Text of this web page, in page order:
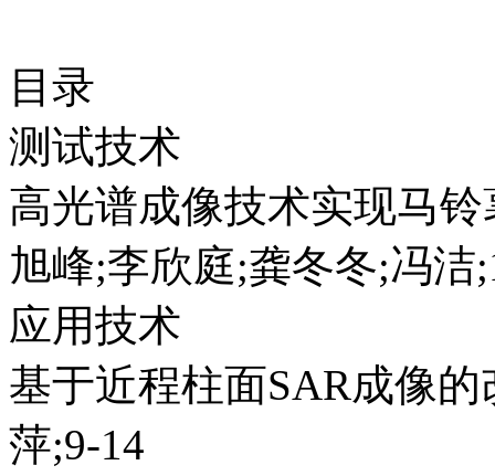
目录
测试技术
高光谱成像技术实现马
旭峰;李欣庭;龚冬冬;冯洁
应用技术
基于近程柱面SAR成像
萍;9-14